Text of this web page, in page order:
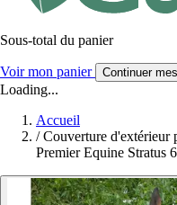
Sous-total du panier
Voir mon panier Continuer
Loading...
Accueil
/ Couverture d'extérieur
Premier Equine Stratus